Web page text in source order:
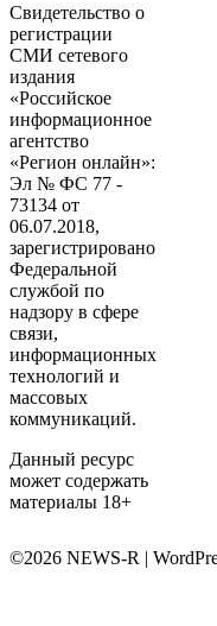
Свидетельство о
регистрации
СМИ сетевого
издания
«Российское
информационное
агентство
«Регион онлайн»:
Эл № ФС 77 -
73134 от
06.07.2018,
зарегистрировано
Федеральной
службой по
надзору в сфере
связи,
информационных
технологий и
массовых
коммуникаций.
Данный ресурс
может содержать
материалы 18+
©2026 NEWS-R |